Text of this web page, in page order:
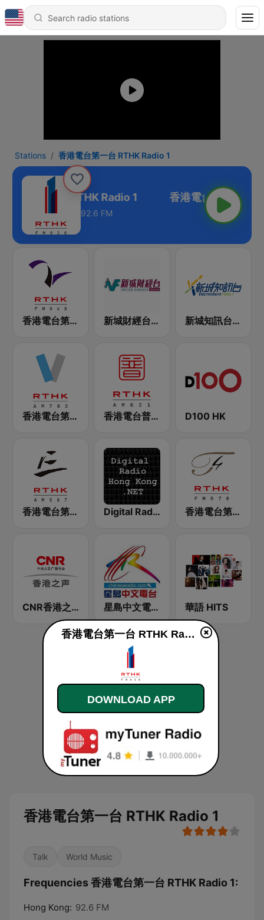
Stations 香港電台第一台 RTHK Radio 1
電台第一台 RTHK Radio 1
92.6 FM
香港電台第二台 RTHK Radio 2 新城財經台 Metro Finance FM104 新城知訊台 MetroInfo FM99.7
香港電台第五台 - RTHK Radio 5 香港電台普通話台 RTHK Radio D100 HK
香港電台第三台 RTHK Radio 3 Digital Radio Hong Kong 香港電台第四台 RTHK Radio 4
CNR香港之声 - CNR Voice of Hong Kong 星島中文電台-粵語台 華語 HITS
香港電台第一台 RTHK Radio 1
Talk World Music
Frequencies 香港電台第一台 RTHK Radio 1:
Hong Kong: 92.6 FM
香港電台第一台 RTHK Radio 1 live
DOWNLOAD APP